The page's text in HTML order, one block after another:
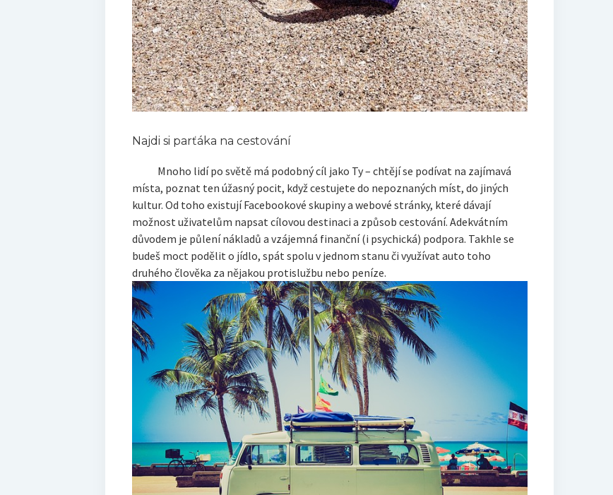
Najdi si parťáka na cestování
Mnoho lidí po světě má podobný cíl jako Ty – chtějí se podívat na zajímavá
místa, poznat ten úžasný pocit, když cestujete do nepoznaných míst, do jiných
kultur. Od toho existují Facebookové skupiny a webové stránky, které dávají
možnost uživatelům napsat cílovou destinaci a způsob cestování. Adekvátním
důvodem je půlení nákladů a vzájemná finanční (i psychická) podpora. Takhle se
budeš moct podělit o jídlo, spát spolu v jednom stanu či využívat auto toho
druhého člověka za nějakou protislužbu nebo peníze.